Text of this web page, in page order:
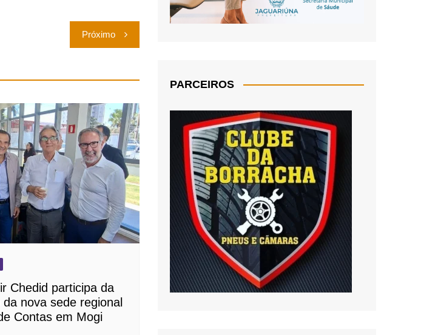
Próximo
Chedid participa da
nova sede regional
Contas em Mogi
PARCEIROS